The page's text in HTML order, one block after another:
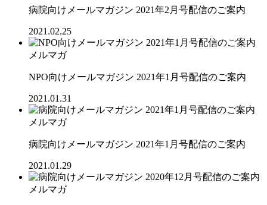
病院向けメールマガジン 2021年2月号配信のご案内
2021.02.25
メルマガ
NPO向けメールマガジン 2021年1月号配信のご案内
2021.01.31
メルマガ
病院向けメールマガジン 2021年1月号配信のご案内
2021.01.29
メルマガ